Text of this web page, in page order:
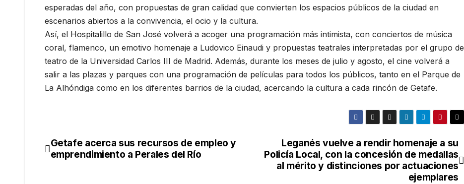
esperadas del año, con propuestas de gran calidad que convierten los espacios públicos de la ciudad en
escenarios abiertos a la convivencia, el ocio y la cultura.
Así, el Hospitalillo de San José volverá a acoger una programación más intimista, con conciertos de música
coral, flamenco, un emotivo homenaje a Ludovico Einaudi y propuestas teatrales interpretadas por el grupo de
teatro de la Universidad Carlos III de Madrid. Además, durante los meses de julio y agosto, el cine volverá a
salir a las plazas y parques con una programación de películas para todos los públicos, tanto en el Parque de
La Alhóndiga como en los diferentes barrios de la ciudad, acercando la cultura a cada rincón de Getafe.
Leganés vuelve a rendir homenaje a su
Policía Local, con la concesión de medallas
al mérito y distinciones por actuaciones
ejemplares
Getafe acerca sus recursos de empleo y
emprendimiento a Perales del Río